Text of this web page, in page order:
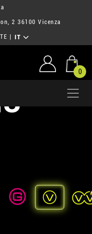
2 36100 Vicenza
IT
0